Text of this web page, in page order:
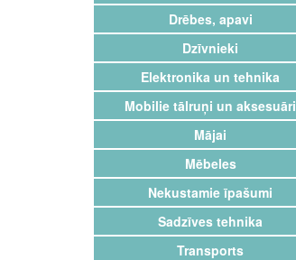
Drēbes, apavi
Dzīvnieki
Elektronika un tehnika
Mobilie tālruņi un aksesuāri
Mājai
Mēbeles
Nekustamie īpašumi
Sadzīves tehnika
Transports